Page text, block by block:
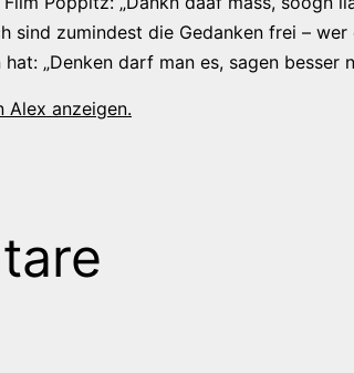
sind zumindest die Gedanken frei – wer
„Denken darf man es, sagen besser
Alex anzeigen.